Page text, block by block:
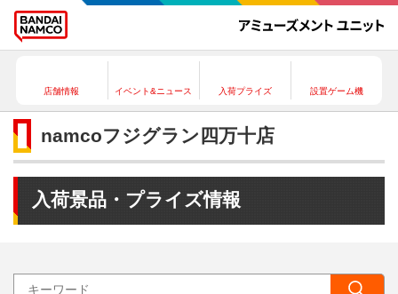
店舗情報 イベント&ニュース 入荷プライズ 設置ゲーム機
namcoフジグラン四万十店
入荷景品・プライズ情報